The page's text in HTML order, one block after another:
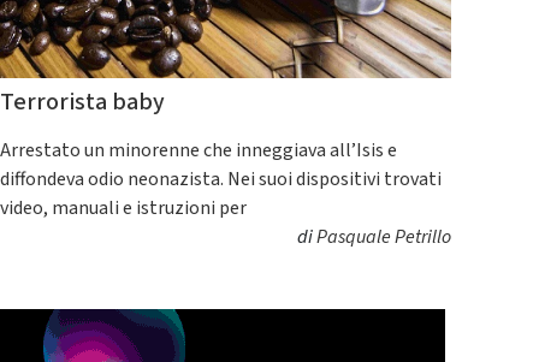
Terrorista baby
Arrestato un minorenne che inneggiava all’Isis e
diffondeva odio neonazista. Nei suoi dispositivi trovati
video, manuali e istruzioni per
diPasquale Petrillo